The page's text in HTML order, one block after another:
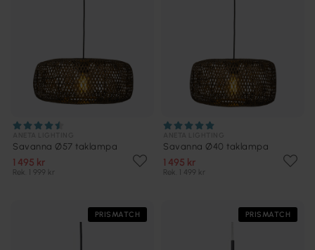
Savanna Ø57 taklampa
1 495 kr
Rek. 1 999 kr
Savanna Ø40 taklampa
1 495 kr
Rek. 1 499 kr
PRISMATCH PRISMATCH